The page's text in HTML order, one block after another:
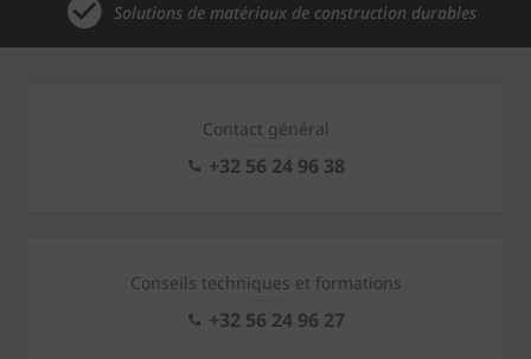
Solutions de matériaux de construction durables
Contact général
+32 56 24 96 38
Conseils techniques et formations
+32 56 24 96 27